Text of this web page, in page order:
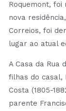
Roquemont, foi
nova
Correios, foi
lugar ao atual
A Casa da Rua
filhas do casal,
Costa (1805-
parente